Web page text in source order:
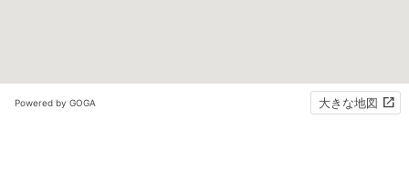
Powered by GOGA 大きな地図